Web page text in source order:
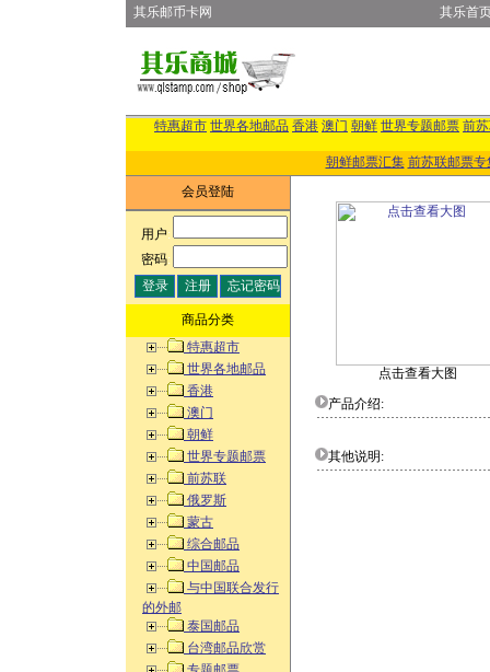
其乐邮币卡网 其乐首
特惠超市 世界各地邮品 香港 澳门 朝鲜 世界专题邮票 前
朝鲜邮票汇集 前苏联邮票专
会员登陆
用户:
密码:
商品分类
特惠超市
世界各地邮品
香港
澳门
朝鲜
世界专题邮票
前苏联
俄罗斯
蒙古
综合邮品
中国邮品
与中国联合发行
的外邮
泰国邮品
台湾邮品欣赏
点击查看大图
产品介绍:
其他说明: